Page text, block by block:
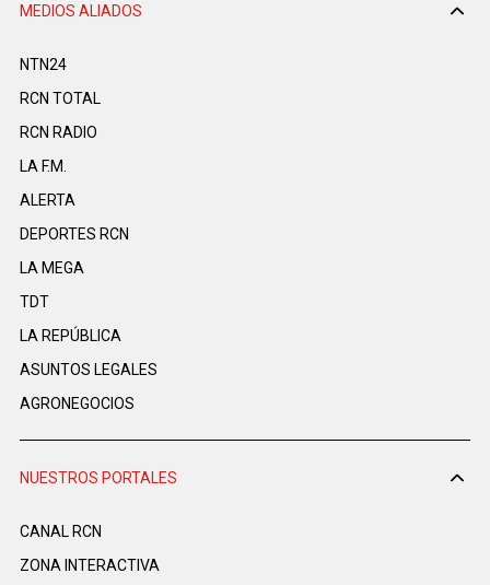
MEDIOS ALIADOS
NTN24
RCN TOTAL
RCN RADIO
LA F.M.
ALERTA
DEPORTES RCN
LA MEGA
TDT
LA REPÚBLICA
ASUNTOS LEGALES
AGRONEGOCIOS
NUESTROS PORTALES
CANAL RCN
ZONA INTERACTIVA